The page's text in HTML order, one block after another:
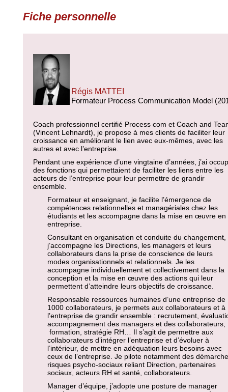
Fiche personnelle
Régis MATTEI
Formateur Process Communication Model
Coach professionnel certifié Process com et Coach and
(Vincent Lehnardt), je propose à mes clients de faciliter leur
croissance en améliorant le lien avec eux-mêmes, avec les
autres et avec l’entreprise.
Pendant une expérience d’une vingtaine d’années, j’ai
des fonctions qui permettaient de faciliter les liens entre les
acteurs de l’entreprise pour leur permettre de grandir
ensemble.
Formateur et enseignant, je facilite l’émergence de
compétences relationnelles et managériales chez les
étudiants et les accompagne dans la mise en œuvre en
entreprise.
Consultant en organisation et conduite du changement,
j’accompagne les Directions, les managers et leurs
collaborateurs dans la prise de conscience de leurs
modes organisationnels et relationnels. Je les
accompagne individuellement et collectivement dans la
conception et la mise en œuvre des actions qui leur
permettent d’atteindre leurs objectifs de croissance.
Responsable ressources humaines d’une entreprise de
1000 collaborateurs, je permets aux collaborateurs et à
l’entreprise de grandir ensemble : recrutement,
accompagnement des managers et des collaborateurs,
formation, stratégie RH… Il s’agit de permettre aux
collaborateurs d’intégrer l’entreprise et d’évoluer à
l’intérieur, de mettre en adéquation leurs besoins avec
ceux de l’entreprise. Je pilote notamment des
risques psycho-sociaux reliant Direction, partenaires
sociaux, acteurs RH et santé, collaborateurs.
Manager d’équipe, j’adopte une posture de manager